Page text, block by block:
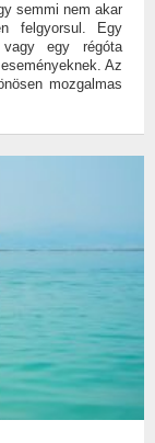
semmi nem akar
felgyorsul. Egy
egy régóta
Az
mozgalmas